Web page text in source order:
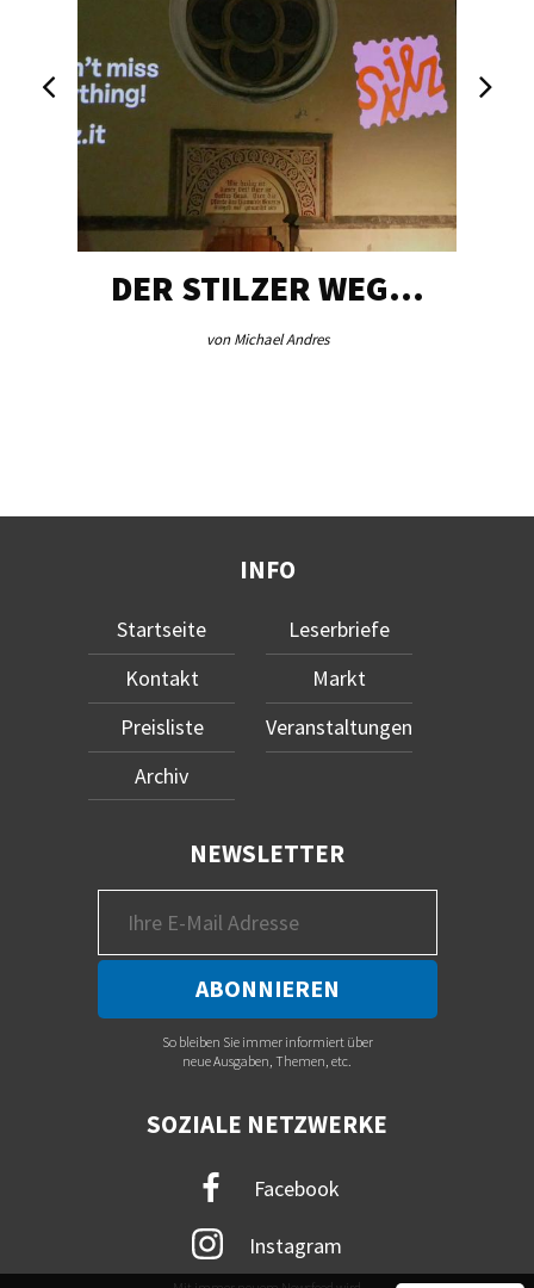
DER STILZER WEG…
von Michael Andres
INFO
Startseite
Kontakt
Preisliste
Archiv
Leserbriefe
Markt
Veranstaltungen
NEWSLETTER
So bleiben Sie immer informiert über
neue Ausgaben, Themen, etc.
SOZIALE NETZWERKE
Facebook
Instagram